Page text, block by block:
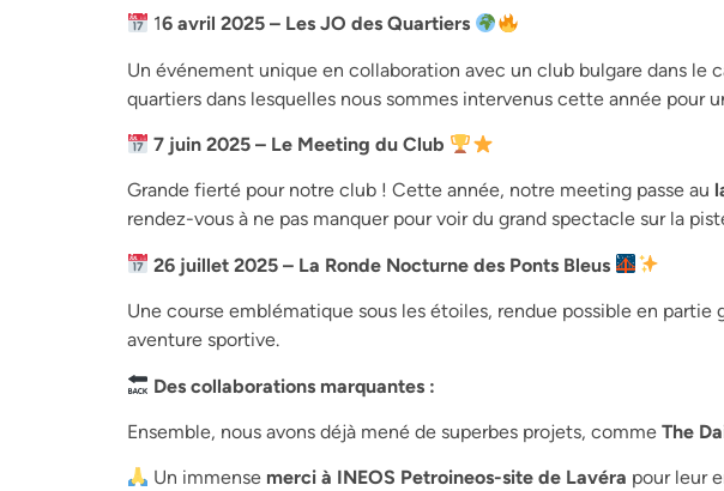
16 avril 2025 – Les JO des Quartiers
Un événement unique en collaboration avec un club bulgare dans le
quartiers dans lesquelles nous sommes intervenus cette année pour
7 juin 2025 – Le Meeting du Club
Grande fierté pour notre club ! Cette année, notre meeting passe au
rendez-vous à ne pas manquer pour voir du grand spectacle sur la
26 juillet 2025 – La Ronde Nocturne des Ponts Bleus
Une course emblématique sous les étoiles, rendue possible en partie
aventure sportive.
Des collaborations marquantes :
Ensemble, nous avons déjà mené de superbes projets, comme The
Un immense merci à INEOS Petroineos-site de Lavéra pour leur